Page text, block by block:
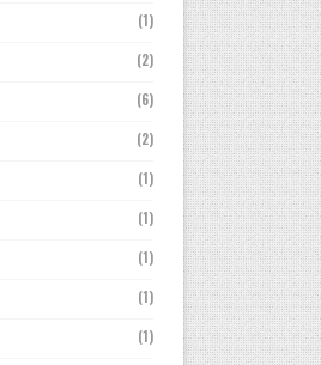
(1)
(2)
(6)
(2)
(1)
(1)
(1)
(1)
(1)